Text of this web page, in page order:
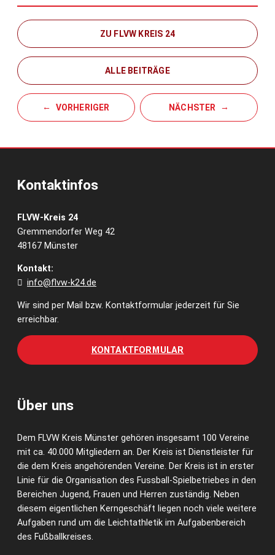
ZU FLVW KREIS 24
ALLE BEITRÄGE
VORHERIGER NÄCHSTER
Kontaktinfos
FLVW-Kreis 24
Gremmendorfer Weg 42
48167 Münster
Kontakt:
info@flvw-k24.de
Wir sind per Mail bzw. Kontaktformular jederzeit für Sie
erreichbar.
KONTAKTFORMULAR
Über uns
Dem FLVW Kreis Münster gehören insgesamt 100 Vereine
mit ca. 40.000 Mitgliedern an. Der Kreis ist Dienstleister für
die dem Kreis angehörenden Vereine. Der Kreis ist in erster
Linie für die Organisation des Fussball-Spielbetriebes in den
Bereichen Jugend, Frauen und Herren zuständig. Neben
diesem eigentlichen Kerngeschäft liegen noch viele weitere
Aufgaben rund um die Leichtathletik im Aufgabenbereich
des Fußballkreises.